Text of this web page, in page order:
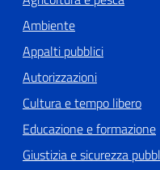
Ambiente
Appalti pubblici
Autorizzazioni
Cultura e tempo libero
Educazione e formazione
Giustizia e sicurezza